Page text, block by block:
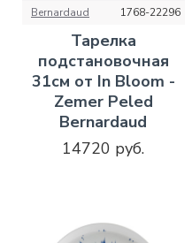
Bernardaud 1768-22296
Тарелка
подстановочная
31см от In Bloom -
Zemer Peled
Bernardaud
14720 руб.